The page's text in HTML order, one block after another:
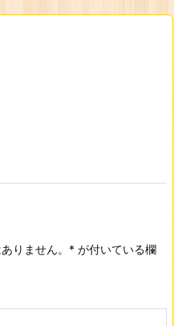
りません。 * が付いている欄